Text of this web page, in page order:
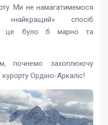
Ми не намагатимемося
«найкращий» спосіб
це було б марно та
почнемо захоплюючу
Ордіно-Аркаліс!